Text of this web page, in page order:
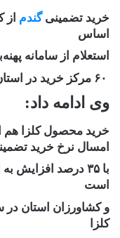
خرید تضمینیگندم
اساس
استعلام از سامانه
۶۰ مرکز خرید در
وی ادامه داد:
خرید محصول کلزا هم
امسال نرخ خرید
با ۳۵ درصد افزایش به
است
و کشاورزان استان
کلزا